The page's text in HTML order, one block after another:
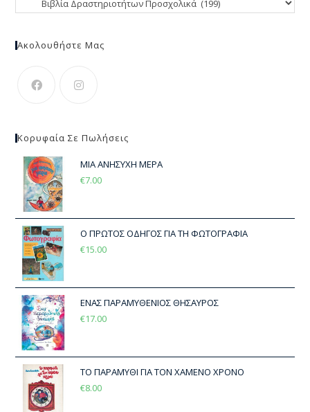
Ακολουθήστε Μας
Κορυφαία Σε Πωλήσεις
ΜΙΑ ΑΝΗΣΥΧΗ ΜΕΡΑ
€7.00
Ο ΠΡΩΤΟΣ ΟΔΗΓΟΣ ΓΙΑ ΤΗ ΦΩΤΟΓΡΑΦΙΑ
€15.00
ΕΝΑΣ ΠΑΡΑΜΥΘΕΝΙΟΣ ΘΗΣΑΥΡΟΣ
€17.00
ΤΟ ΠΑΡΑΜΥΘΙ ΓΙΑ ΤΟΝ ΧΑΜΕΝΟ ΧΡΟΝΟ
€8.00